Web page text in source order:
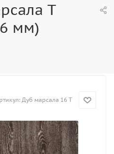
T
мм)
Дуб марсала 16 T